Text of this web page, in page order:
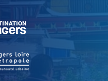
, Ouvre une nouvelle
, Ouvre une nouvelle